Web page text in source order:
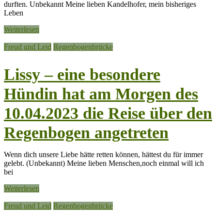
durften. Unbekannt Meine lieben Kandelhofer, mein bisheriges
Leben
Weiterlesen
Freud und Leid Regenbogenbrücke
Lissy – eine besondere
Hündin hat am Morgen des
10.04.2023 die Reise über den
Regenbogen angetreten
Wenn dich unsere Liebe hätte retten können, hättest du für immer
gelebt. (Unbekannt) Meine lieben Menschen,noch einmal will ich
bei
Weiterlesen
Freud und Leid Regenbogenbrücke